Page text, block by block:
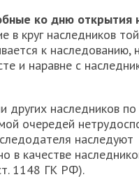
ко дню открытия
в круг наследников
к наследованию,
и наравне с
других наследников по
очередей
наследуют
в качестве
1148 ГК РФ).